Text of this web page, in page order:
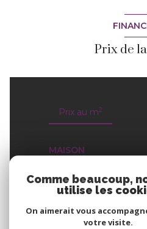
Prix de
Prix au m2
MAISON
4012 €
Comme beaucoup,
utilise les
On aimerait vous
votre visite.